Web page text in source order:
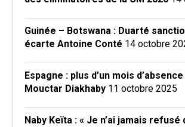
Guinée – Botswana : Duarté
écarte Antoine Conté 14 octobre
Espagne : plus d’un mois
Mouctar Diakhaby 11 octobre 2025
Naby Keïta : « Je n’ai jamais